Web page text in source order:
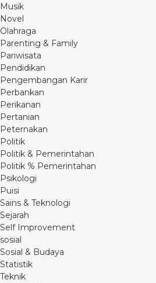
Musik
Novel
Olahraga
Parenting & Family
Pariwisata
Pendidikan
Pengembangan Karir
Perbankan
Perikanan
Pertanian
Peternakan
Politik
Politik & Pemerintahan
Politik % Pemerintahan
Psikologi
Puisi
Sains & Teknologi
Sejarah
Self Improvement
sosial
Sosial & Budaya
Statistik
Teknik